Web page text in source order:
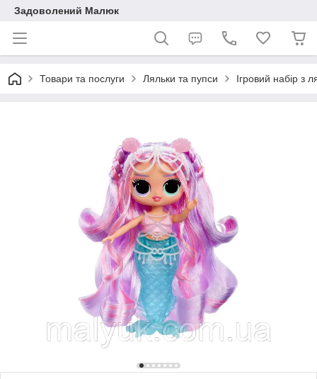
Задоволений Малюк
Товари та послуги Ляльки та пупси Ігровий набір з